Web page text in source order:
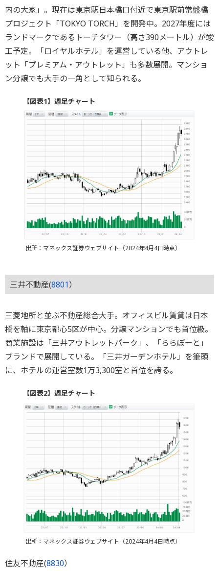
内の大家」。現在は東京駅日本橋口付近で東京駅前常盤橋
プロジェクト「TOKYO TORCH」を開発中。2027年度には
ランドマークであるトーチタワー（高さ390メートル）が竣
工予定。「ロイヤルホテル」を運営している他、アウトレ
ット「プレミアム・アウトレット」も多数展開。マンショ
ン分譲でも大手の一角として知られる。
【図表1】週足チャート
出所：マネックス証券ウェブサイト（2024年4月4日時点）
三井不動産(8801）
三菱地所と並ぶ不動産総合大手。オフィスビル賃貸は日本
橋を軸に東京都心5区が中心。分譲マンションでも首位級。
商業施設は「三井アウトレットパーク」、「ららぽーと」
ブランドで展開している。「三井ガーデンホテル」を筆頭
に、ホテルの運営室数1万3,300室と首位を誇る。
【図表2】週足チャート
出所：マネックス証券ウェブサイト（2024年4月4日時点）
住友不動産(8830）